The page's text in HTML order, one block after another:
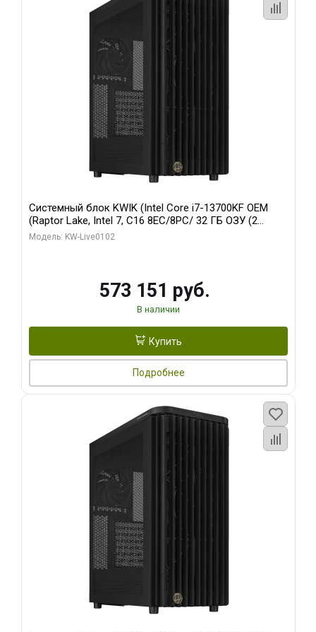
Системный блок KWIK (Intel Core i7-13700KF OEM
(Raptor Lake, Intel 7, C16 8EC/8PC/ 32 ГБ ОЗУ (2
модуля)/ Afox RTX4090 24GB GDDR6X 384-Bit 3xDP
Модель: KW-Live0102
573 151 руб.
В наличии
Купить
Подробнее